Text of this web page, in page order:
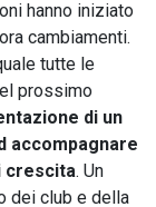
hanno iniziato
cambiamenti.
tutte le
prossimo
di un
accompagnare
crescita. Un
dei club e della